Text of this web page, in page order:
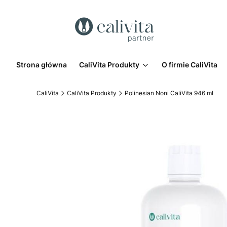
Strona główna CaliVita Produkty O firmie CaliVita
CaliVita CaliVita Produkty Polinesian Noni CaliVita 946 ml